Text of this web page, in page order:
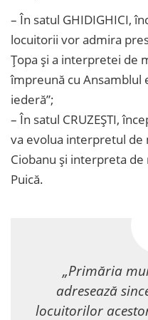
–În satul GHIDIGHICI,
locuitorii vor admira
Țopa și a interpretei de
împreună cu Ansamblul
iederă”;
–În satul CRUZEȘTI,
va evolua interpretul de
Ciobanu și interpreta de
Puică.
„Primăria
adresează
locuitorilor